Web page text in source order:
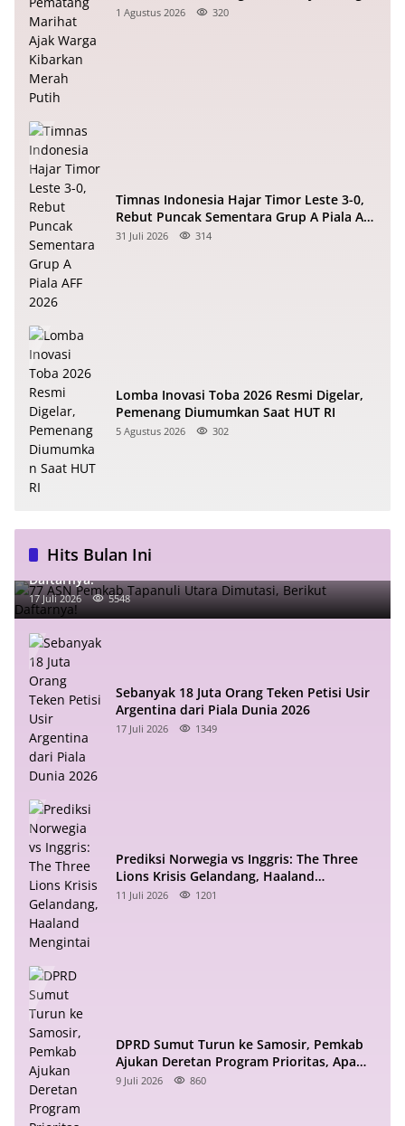
Kibarkan Merah Putih
1 Agustus 2026 320
Timnas Indonesia Hajar Timor Leste 3-0,
Rebut Puncak Sementara Grup A Piala AFF
2026
31 Juli 2026 314
Lomba Inovasi Toba 2026 Resmi Digelar,
Pemenang Diumumkan Saat HUT RI
5 Agustus 2026 302
Hits Bulan Ini
77 ASN Pemkab Tapanuli Utara Dimutasi, Berikut
Daftarnya!
17 Juli 2026 5548
Sebanyak 18 Juta Orang Teken Petisi Usir
Argentina dari Piala Dunia 2026
17 Juli 2026 1349
Prediksi Norwegia vs Inggris: The Three
Lions Krisis Gelandang, Haaland
Mengintai
11 Juli 2026 1201
DPRD Sumut Turun ke Samosir, Pemkab
Ajukan Deretan Program Prioritas, Apa
Saja?
9 Juli 2026 860